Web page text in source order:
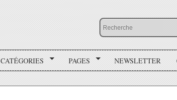
CATÉGORIES PAGES NEWSLETTER